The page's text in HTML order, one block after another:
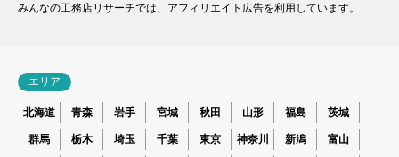
みんなの工務店リサーチでは、アフィリエイト広告を利用しています。
エリア
北海道 青森 岩手 宮城 秋田 山形 福島 茨城
群馬 栃木 埼玉 千葉 東京 神奈川 新潟 富山